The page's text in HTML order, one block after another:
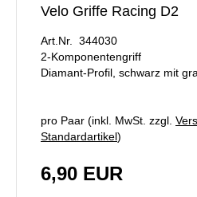
Velo Griffe Racing D2
Art.Nr. 344030
2-Komponentengriff
Diamant-Profil, schwarz mit
pro Paar (inkl. MwSt. zzgl.
Standardartikel)
6,90 EUR